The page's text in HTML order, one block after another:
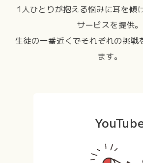
1人ひとりが抱える悩みに耳を傾
サービスを提供。
生徒の一番近くでそれぞれの挑戦
ます。